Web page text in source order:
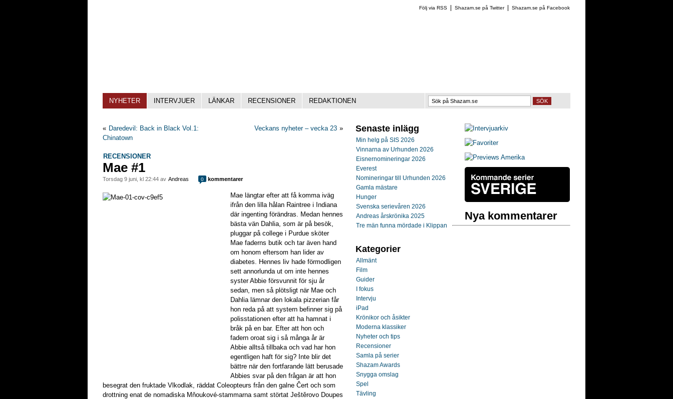
Shazam.se på Facebook
Shazam.se på Twitter
Följ via RSS
NYHETER INTERVJUER LÄNKAR RECENSIONER REDAKTIONEN SÖK
« Daredevil: Back in Black Vol.1:
Chinatown
Veckans nyheter – vecka 23 »
RECENSIONER
Mae #1
torsdag 9 juni, kl 22:44 av Andreas 0 kommentarer
Mae längtar efter att få komma iväg
ifrån den lilla hålan Raintree i Indiana
där ingenting förändras. Medan hennes
bästa vän Dahlia, som är på besök,
pluggar på college i Purdue sköter
Mae faderns butik och tar även hand
om honom eftersom han lider av
diabetes. Hennes liv hade förmodligen
sett annorlunda ut om inte hennes
syster Abbie försvunnit för sju år
sedan, men så plötsligt när Mae och
Dahlia lämnar den lokala pizzerian får
hon reda på att systern befinner sig på
polisstationen efter att ha hamnat i
bråk på en bar. Efter att hon och
fadern oroat sig i så många år är
Abbie alltså tillbaka och vad har hon
egentligen haft för sig? Inte blir det
bättre när den fortfarande lätt berusade
Abbies svar på den frågan är att hon
besegrat den fruktade Vlkodlak, räddat Coleopteurs från den galne Čert och som
drottning enat de nomadiska Mňoukové-stammarna samt störtat Ještěrovo Doupes
Senaste inlägg
Min helg på SIS 2026
Vinnarna av Urhunden 2026
Eisnernomineringar 2026
Everest
Nomineringar till Urhunden 2026
Gamla mästare
Hunger
Svenska serievåren 2026
Andreas årskrönika 2025
Tre män funna mördade i Klippan
Kategorier
Allmänt
Film
Guider
I fokus
Intervju
iPad
Krönikor och åsikter
Moderna klassiker
Nyheter och tips
Recensioner
Samla på serier
Shazam Awards
Snygga omslag
Spel
Tävling
Nya kommentarer